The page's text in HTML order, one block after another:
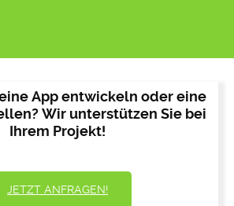
App entwickeln oder eine
Wir unterstützen Sie bei
Ihrem Projekt!
JETZT ANFRAGEN!